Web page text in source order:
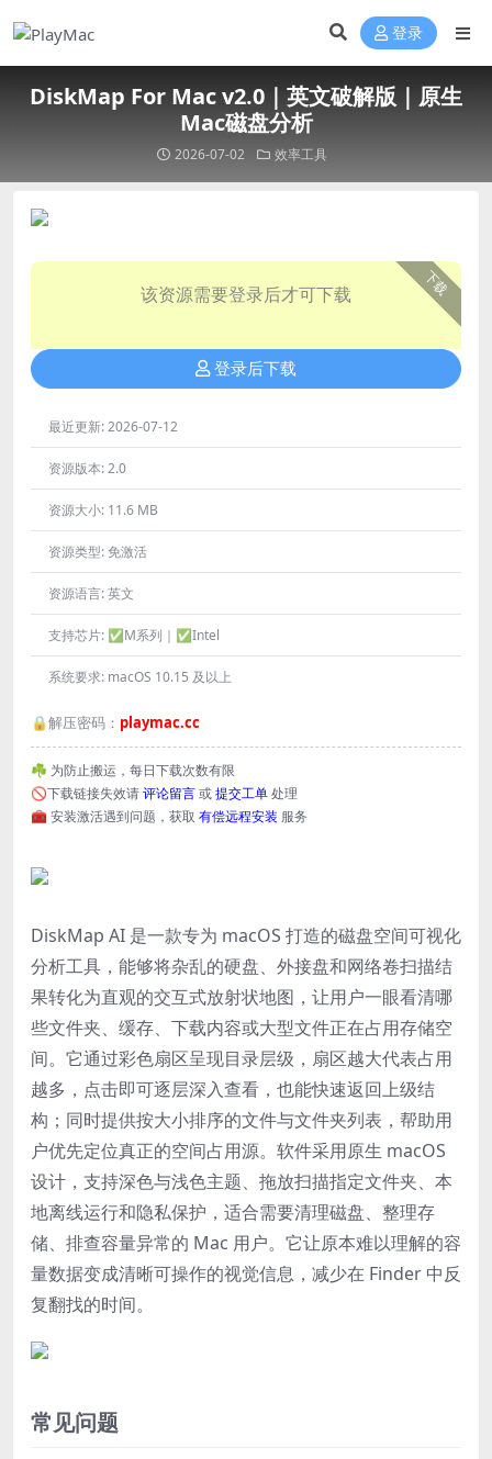
登录
DiskMap For Mac v2.0｜英文破解版｜原生
Mac磁盘分析
2026-07-02 效率工具
下载
该资源需要登录后才可下载
登录后下载
最近更新:2026-07-12
资源版本:2.0
资源大小: 11.6 MB
资源类型:免激活
资源语言:英文
支持芯片: ✅M系列｜✅Intel
系统要求: macOS 10.15 及以上
🔒解压密码： playmac.cc
☘️ 为防止搬运，每日下载次数有限
🚫下载链接失效请评论留言或提交工单处理
🧰 安装激活遇到问题，获取 有偿远程安装 服务
DiskMap AI 是一款专为 macOS 打造的磁盘空间可视化
分析工具，能够将杂乱的硬盘、外接盘和网络卷扫描结
果转化为直观的交互式放射状地图，让用户一眼看清哪
些文件夹、缓存、下载内容或大型文件正在占用存储空
间。它通过彩色扇区呈现目录层级，扇区越大代表占用
越多，点击即可逐层深入查看，也能快速返回上级结
构；同时提供按大小排序的文件与文件夹列表，帮助用
户优先定位真正的空间占用源。软件采用原生 macOS
设计，支持深色与浅色主题、拖放扫描指定文件夹、本
地离线运行和隐私保护，适合需要清理磁盘、整理存
储、排查容量异常的 Mac 用户。它让原本难以理解的容
量数据变成清晰可操作的视觉信息，减少在 Finder 中反
复翻找的时间。
常见问题